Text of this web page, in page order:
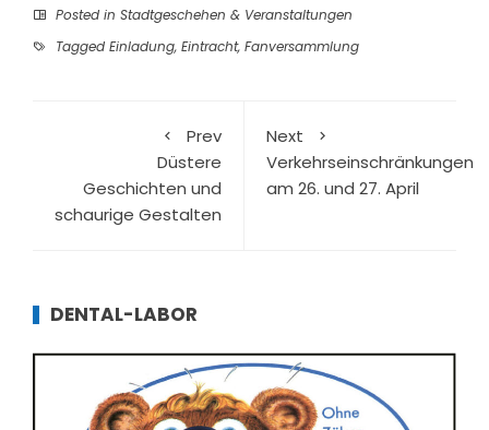
Posted in Stadtgeschehen & Veranstaltungen
Tagged Einladung, Eintracht, Fanversammlung
Prev
Düstere
Geschichten und
schaurige Gestalten
Next
Verkehrseinschränkungen
am 26. und 27. April
DENTAL-LABOR